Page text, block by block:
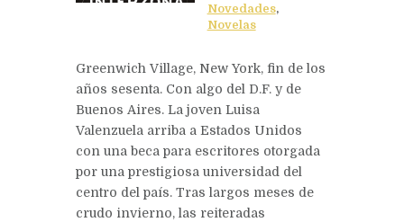
Novedades,
Novelas
Greenwich Village, New York, fin de los
años sesenta. Con algo del D.F. y de
Buenos Aires. La joven Luisa
Valenzuela arriba a Estados Unidos
con una beca para escritores otorgada
por una prestigiosa universidad del
centro del país. Tras largos meses de
crudo invierno, las reiteradas